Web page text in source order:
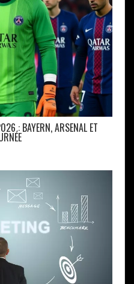
: BAYERN, ARSENAL ET